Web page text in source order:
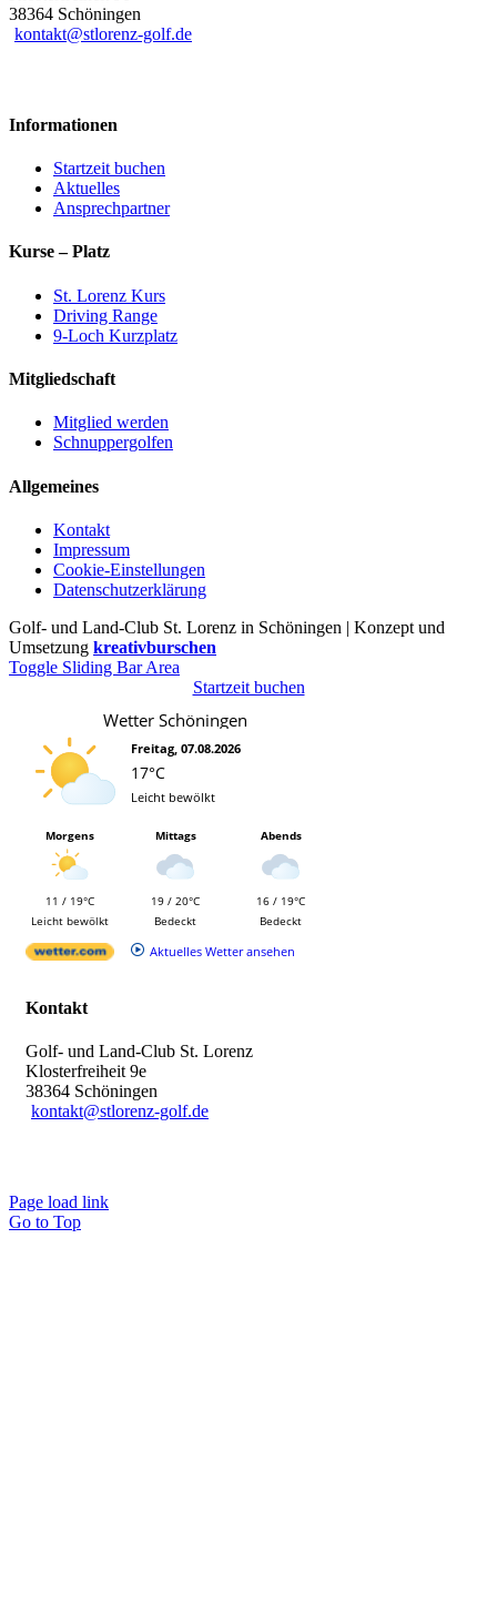
38364 Schöningen
kontakt@stlorenz-golf.de
Informationen
Startzeit buchen
Aktuelles
Ansprechpartner
Kurse – Platz
St. Lorenz Kurs
Driving Range
9-Loch Kurzplatz
Mitgliedschaft
Mitglied werden
Schnuppergolfen
Allgemeines
Kontakt
Impressum
Cookie-Einstellungen
Datenschutzerklärung
Golf- und Land-Club St. Lorenz in Schöningen | Konzept und
Umsetzung kreativburschen
Toggle Sliding Bar Area
Startzeit buchen
Wetter Schöningen
Freitag, 07.08.2026
17°C
Leicht bewölkt
Morgens
11 / 19°C
Leicht bewölkt
Mittags
19 / 20°C
Bedeckt
Abends
16 / 19°C
Bedeckt
Aktuelles Wetter ansehen
Kontakt
Golf- und Land-Club St. Lorenz
Klosterfreiheit 9e
38364 Schöningen
kontakt@stlorenz-golf.de
Page load link
Go to Top